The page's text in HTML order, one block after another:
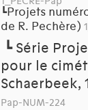
┗Projets
de R. Pechère)
┗ Série
pour le
Schaerbeek,
Pap-NUM-224